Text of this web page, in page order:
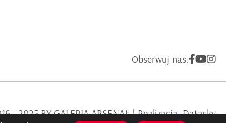
Obserwuj nas:
- 2025 BY GALERIA ARSENAŁ | Realizacja:Datasky